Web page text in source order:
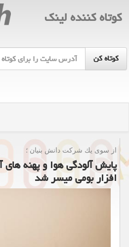
كوتاه كننده لینك
از سوی یك شركت دانش بنیان ؛
پایش آلودگی هوا و پهنه های
افزار بومی میسر شد